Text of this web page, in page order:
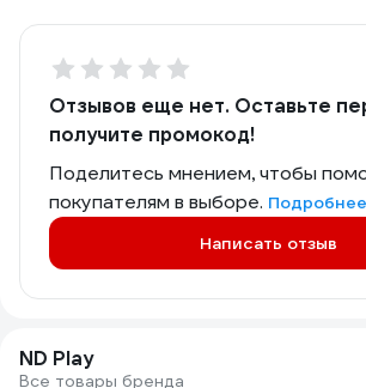
Отзывов еще нет. Оставьте
получите промокод!
Поделитесь мнением, чтобы
покупателям в выборе. Подробнее
Написать отзыв
ND Play
Все товары бренда